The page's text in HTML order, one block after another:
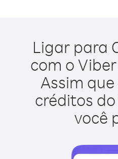
Ligar para
com o
Assim
créditos
você